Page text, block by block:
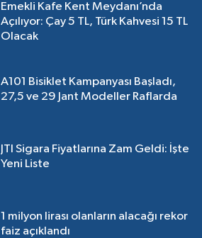
Emekli Kafe Kent Meydanı’nda
Açılıyor: Çay 5 TL, Türk Kahvesi 15 TL
Olacak
A101 Bisiklet Kampanyası Başladı,
27,5 ve 29 Jant Modeller Raflarda
JTI Sigara Fiyatlarına Zam Geldi: İşte
Yeni Liste
1 milyon lirası olanların alacağı rekor
faiz açıklandı